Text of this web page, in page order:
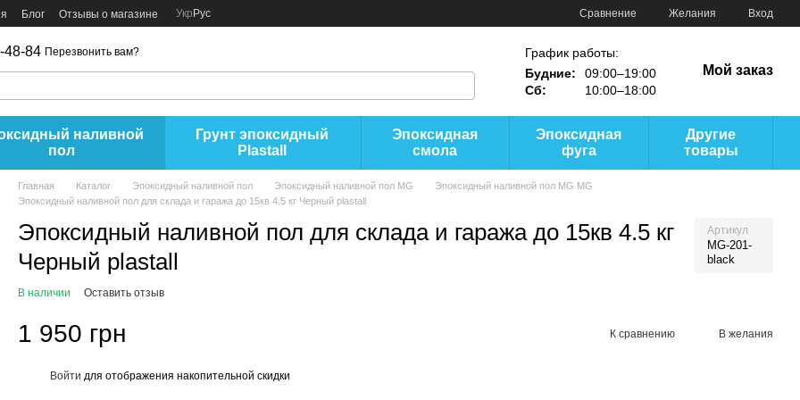
Блог Отзывы о магазине Укр Рус Сравнение Желания Вход
48-84 Перезвонить вам?
График работы:
Будние:
09:00–19:00
Сб:
10:00–18:00
Мой заказ
наливной
пол
Грунт эпоксидный
Plastall
Эпоксидная
смола
Эпоксидная
фуга
Другие
товары
Главная Каталог Эпоксидный наливной пол Эпоксидный наливной пол MG
Эпоксидный наливной пол MG MG
Эпоксидный наливной пол для склада и гаража до 15кв 4.5 кг Черный plastall
Эпоксидный наливной пол для склада и гаража до 15кв 4.5 кг
Черный plastall
Артикул
MG-201-
black
В наличии Оставить отзыв
1 950 грн К сравнению В желания
Войти для отображения накопительной скидки